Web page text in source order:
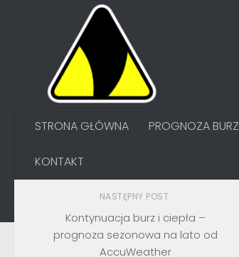
Przejdź do treści
STRONA GŁÓWNA PROGNOZA BURZ
KONTAKT
NASTĘPNY POST
Kontynuacja burz i ciepła –
prognoza sezonowa na lato od
AccuWeather